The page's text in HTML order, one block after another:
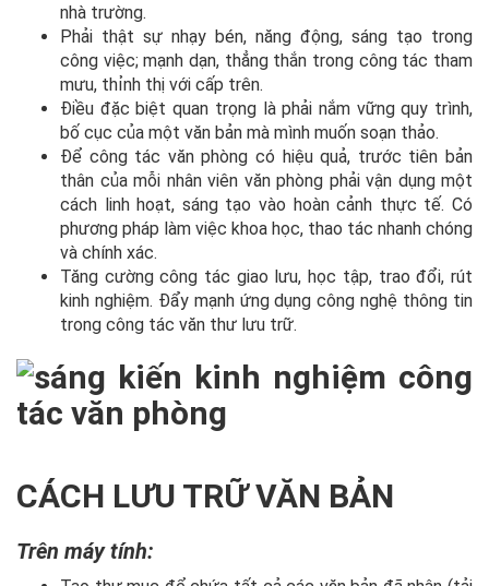
nhà trường.
Phải thật sự nhạy bén, năng động, sáng tạo trong
công việc; mạnh dạn, thẳng thắn trong công tác tham
mưu, thỉnh thị với cấp trên.
Điều đặc biệt quan trọng là phải nắm vững quy trình,
bố cục của một văn bản mà mình muốn soạn thảo.
Để công tác văn phòng có hiệu quả, trước tiên bản
thân của mỗi nhân viên văn phòng phải vận dụng một
cách linh hoạt, sáng tạo vào hoàn cảnh thực tế. Có
phương pháp làm việc khoa học, thao tác nhanh chóng
và chính xác.
Tăng cường công tác giao lưu, học tập, trao đổi, rút
kinh nghiệm. Đẩy mạnh ứng dụng công nghệ thông tin
trong công tác văn thư lưu trữ.
CÁCH LƯU TRỮ VĂN BẢN
Trên máy tính: